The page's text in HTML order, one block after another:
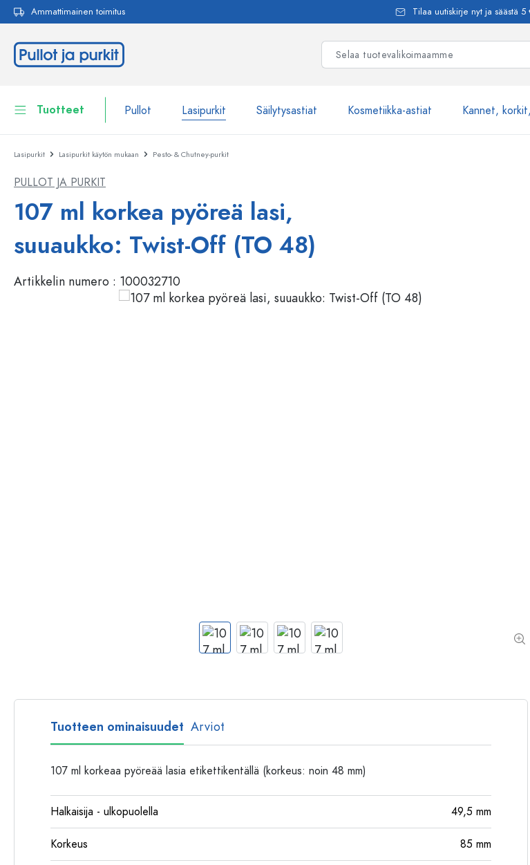
Siirry päänavigointiin
Ammattimainen toimitus Tilaa uutiskirje nyt ja säästä 5
Tuotteet Pullot Lasipurkit Säilytysastiat Kosmetiikka-astiat Kannet,
Pullot
Lasipurkit
Säilytysastiat
Astiat
Kosmetiikka-astiat
Näytä kaikki Pullot
Pullot tuotemerkin mukaan
WECK-Lasipullot
Pullot toiminnon mukaan
Patenttikorkkipullot
Spraypullot
Muovipullot
Lasipurkit Lasipurkit käytön mukaan Pesto- & Chutney-purkit
PULLOT JA PURKIT
107 ml korkea pyöreä lasi,
suuaukko: Twist-Off (TO 48)
Artikkelin numero : 100032710
Tuotteen ominaisuudet Arviot
107 ml korkeaa pyöreää lasia etikettikentällä (korkeus: noin 48 mm)
Halkaisija - ulkopuolella 49,5 mm
Korkeus 85 mm